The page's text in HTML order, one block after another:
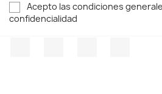
Acepto las condiciones
confidencialidad